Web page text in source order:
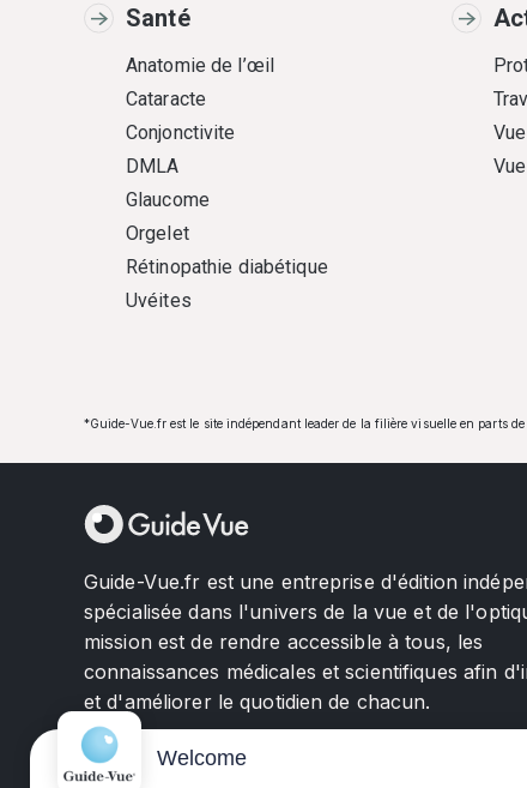
Santé
Anatomie de l’œil
Cataracte
Conjonctivite
DMLA
Glaucome
Orgelet
Rétinopathie diabétique
Uvéites
*Guide-Vue.fr est le site indépendant leader de la filière visuelle en parts
Guide-Vue.fr est une entreprise d'édition
spécialisée dans l'univers de la vue et de
mission est de rendre accessible à tous, les
connaissances médicales et scientifiques afin
et d'améliorer le quotidien de chacun.
Welcome